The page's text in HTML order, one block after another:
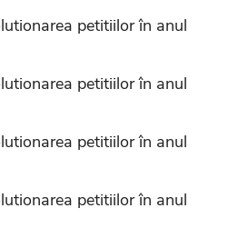
petitiilor în anul
petitiilor în anul
petitiilor în anul
petitiilor în anul